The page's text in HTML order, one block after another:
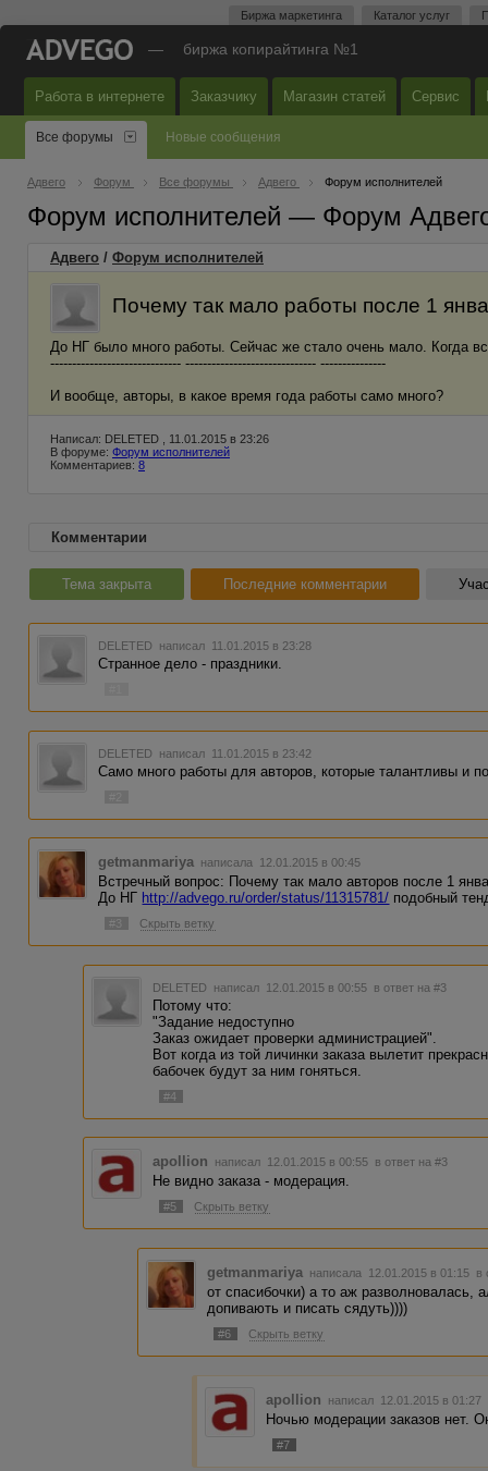
Биржа маркетинга Каталог услуг
— биржа копирайтинга №1
Работа в интернете Заказчику Магазин статей Сервис
Все форумы Новые сообщения
Адвего Форум Все форумы Адвего Форум исполнителей
Форум исполнителей — Форум
Адвего / Форум исполнителей
Почему так мало работы после 1
До НГ было много работы. Сейчас же стало очень мало. Когда
------------------------------ ------------------------------ ---------------
И вообще, авторы, в какое время года работы само много?
Написал: DELETED , 11.01.2015 в 23:26
В форуме: Форум исполнителей
Комментариев: 8
Комментарии
Тема закрыта Последние комментарии
DELETED написал 11.01.2015 в 23:28
Странное дело - праздники.
DELETED написал 11.01.2015 в 23:42
Само много работы для авторов, которые талантливы и
getmanmariya написала 12.01.2015 в 00:45
Встречный вопрос: Почему так мало авторов после 1
До НГ http://advego.ru/order/status/11315781/ подобный
#3 Скрыть ветку
DELETED написал 12.01.2015 в 00:55 в ответ на #3
Потому что:
"Задание недоступно
Заказ ожидает проверки администрацией".
Вот когда из той личинки заказа вылетит
бабочек будут за ним гоняться.
#4
apollion написал 12.01.2015 в 00:55 в ответ на #3
Не видно заказа - модерация.
#5 Скрыть ветку
getmanmariya написала 12.01.2015 в 01:15 в
от спасибочки) а то аж разволновалась,
допивають и писать сядуть))))
#6 Скрыть ветку
apollion написал 12.01.2015 в 01:27
Ночью модерации заказов нет.
#7